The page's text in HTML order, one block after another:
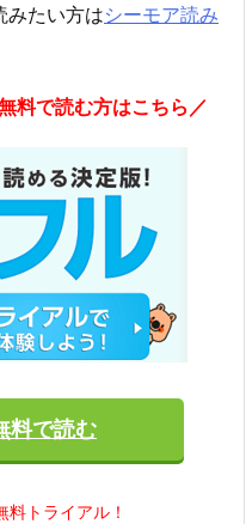
みたい方はシーモア読み
料で読む方はこちら／
料で読む
トライアル！